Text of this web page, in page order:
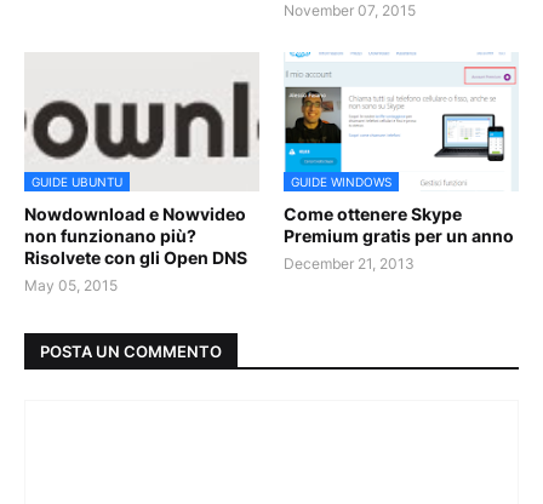
November 07, 2015
GUIDE UBUNTU
Nowdownload e Nowvideo
non funzionano più?
Risolvete con gli Open DNS
May 05, 2015
GUIDE WINDOWS
Come ottenere Skype
Premium gratis per un anno
December 21, 2013
POSTA UN COMMENTO